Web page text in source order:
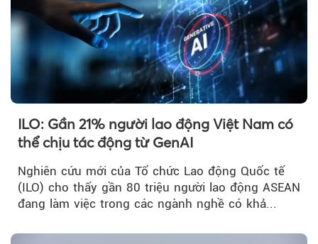
ILO: Gần 21% người lao động Việt Nam có
thể chịu tác động từ GenAI
Nghiên cứu mới của Tổ chức Lao động Quốc tế
(ILO) cho thấy gần 80 triệu người lao động ASEAN
đang làm việc trong các ngành nghề có khả...